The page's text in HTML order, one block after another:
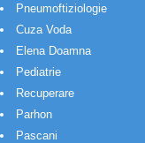
Pneumoftiziologie
Cuza Voda
Elena Doamna
Pediatrie
Recuperare
Parhon
Pascani